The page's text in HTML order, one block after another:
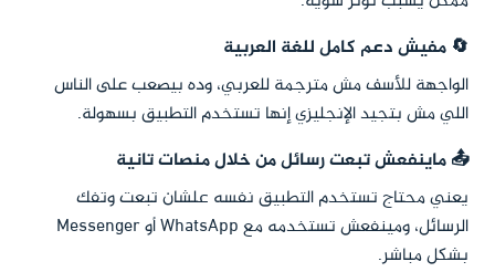
🔄 مفيش دعم كامل للغة العربية
الواجهة للأسف مش مترجمة للعربي، وده بيصعب على الناس
اللي مش بتجيد الإنجليزي إنها تستخدم التطبيق بسهولة.
📤 ماينفعش تبعت رسائل من خلال منصات تانية
يعني محتاج تستخدم التطبيق نفسه علشان تبعت وتفك
الرسائل، ومينفعش تستخدمه مع WhatsApp أو Messenger
بشكل مباشر.